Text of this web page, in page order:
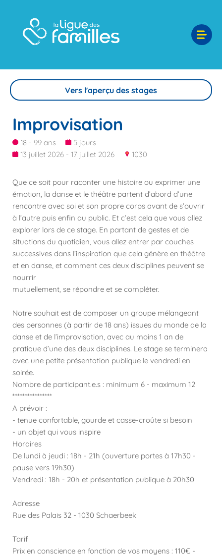
Vers l'aperçu des stages
Improvisation
18 - 99 ans
5 jours
13 juillet 2026 - 17 juillet 2026
1030
Que ce soit pour raconter une histoire ou exprimer une
émotion, la danse et le théâtre partent d’abord d’une
rencontre avec soi et son propre corps avant de s’ouvrir
à l’autre puis enfin au public. Et c’est cela que vous allez
explorer lors de ce stage. En partant de gestes et de
situations du quotidien, vous allez entrer par couches
successives dans l’inspiration que cela génère en théâtre
et en danse, et comment ces deux disciplines peuvent se
nourrir
mutuellement, se répondre et se compléter.
Notre souhait est de composer un groupe mélangeant
des personnes (à partir de 18 ans) issues du monde de la
danse et de l’improvisation, avec au moins 1 an de
pratique d’une des deux disciplines. Le stage se terminera
avec une petite présentation publique le vendredi en
soirée.
Nombre de participant.e.s : minimum 6 - maximum 12
****************
A prévoir :
- tenue confortable, gourde et casse-croûte si besoin
- un objet qui vous inspire
Horaires
De lundi à jeudi : 18h - 21h (ouverture portes à 17h30 -
pause vers 19h30)
Vendredi : 18h - 20h et présentation publique à 20h30
Adresse
Rue des Palais 32 - 1030 Schaerbeek
Tarif
Prix en conscience en fonction de vos moyens : 110€ -